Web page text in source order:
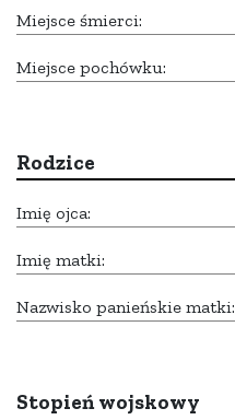
Miejsce śmierci:
Miejsce pochówku:
Rodzice
Imię ojca:
Imię matki:
Nazwisko panieńskie matki:
Stopień wojskowy